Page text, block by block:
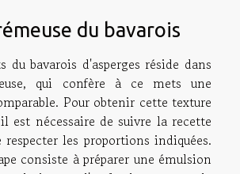
du bavarois
du bavarois d'asperges réside dans
qui confère à ce mets une
Pour obtenir cette texture
est nécessaire de suivre la recette
respecter les proportions indiquées.
consiste à préparer une émulsion